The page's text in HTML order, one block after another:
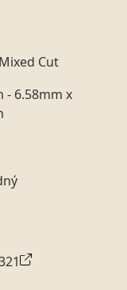
Cut
- 6.58mm x